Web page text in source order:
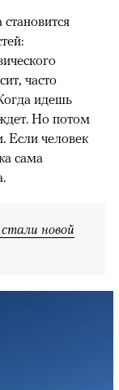
часто
идешь
Но потом
Если человек
сама
новой